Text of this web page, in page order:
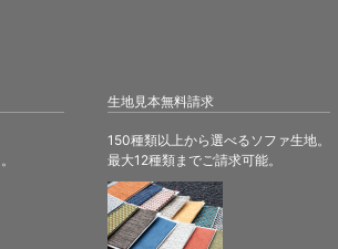
生地見本無料請求
150種類以上から選べるソファ生地。
最大12種類までご請求可能。